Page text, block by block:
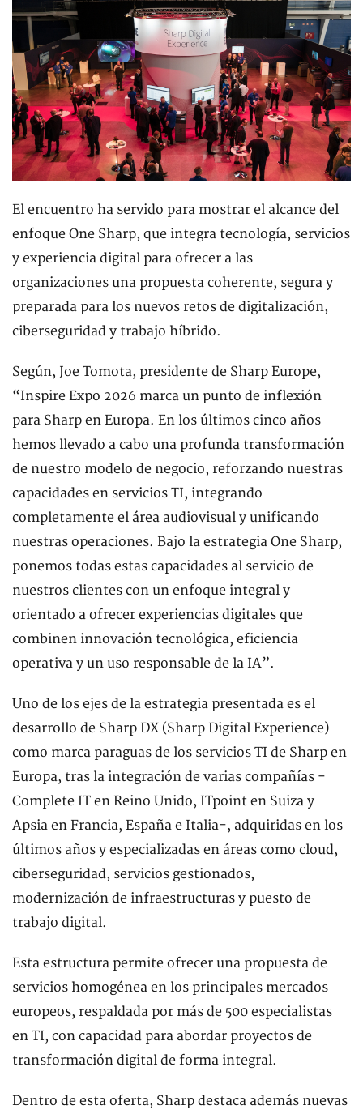
El encuentro ha servido para mostrar el alcance del
enfoque One Sharp, que integra tecnología, servicios
y experiencia digital para ofrecer a las
organizaciones una propuesta coherente, segura y
preparada para los nuevos retos de digitalización,
ciberseguridad y trabajo híbrido.
Según, Joe Tomota, presidente de Sharp Europe,
“Inspire Expo 2026 marca un punto de inflexión
para Sharp en Europa. En los últimos cinco años
hemos llevado a cabo una profunda transformación
de nuestro modelo de negocio, reforzando nuestras
capacidades en servicios TI, integrando
completamente el área audiovisual y unificando
nuestras operaciones. Bajo la estrategia One Sharp,
ponemos todas estas capacidades al servicio de
nuestros clientes con un enfoque integral y
orientado a ofrecer experiencias digitales que
combinen innovación tecnológica, eficiencia
operativa y un uso responsable de la IA”.
Uno de los ejes de la estrategia presentada es el
desarrollo de Sharp DX (Sharp Digital Experience)
como marca paraguas de los servicios TI de Sharp en
Europa, tras la integración de varias compañías -
Complete IT en Reino Unido, ITpoint en Suiza y
Apsia en Francia, España e Italia-, adquiridas en los
últimos años y especializadas en áreas como cloud,
ciberseguridad, servicios gestionados,
modernización de infraestructuras y puesto de
trabajo digital.
Esta estructura permite ofrecer una propuesta de
servicios homogénea en los principales mercados
europeos, respaldada por más de 500 especialistas
en TI, con capacidad para abordar proyectos de
transformación digital de forma integral.
Dentro de esta oferta, Sharp destaca además nuevas